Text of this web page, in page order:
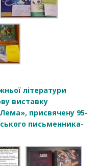
літератури
виставку
Лема», присвячену 95-
письменника-